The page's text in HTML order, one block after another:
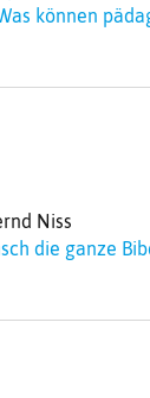
können
Niss
die ganze